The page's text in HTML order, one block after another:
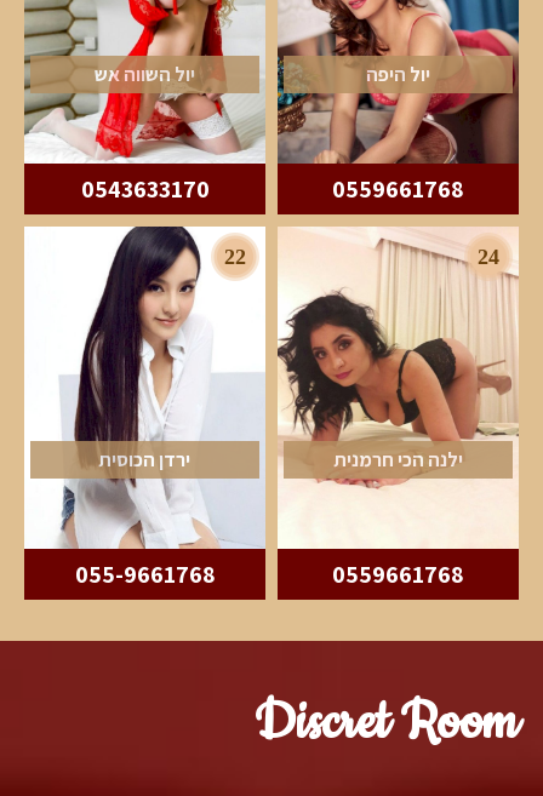
יול היפה
0559661768
יול השווה אש
0543633170
24
ילנה הכי חרמנית
0559661768
22
ירדן הכוסית
055-9661768
Discret Room